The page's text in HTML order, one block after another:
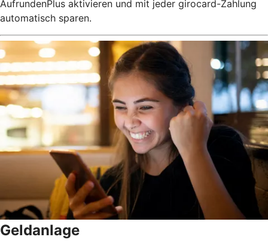
AufrundenPlus aktivieren und mit jeder girocard-Zahlung
automatisch sparen.
Geldanlage